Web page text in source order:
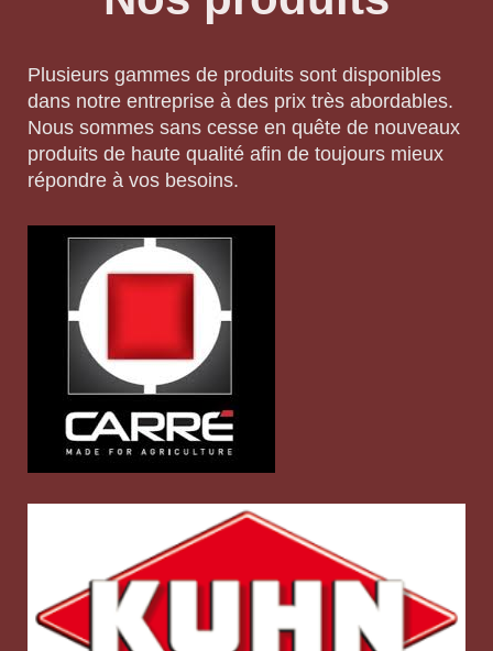
Plusieurs gammes de produits sont disponibles
dans notre entreprise à des prix très abordables.
Nous sommes sans cesse en quête de nouveaux
produits de haute qualité afin de toujours mieux
répondre à vos besoins.